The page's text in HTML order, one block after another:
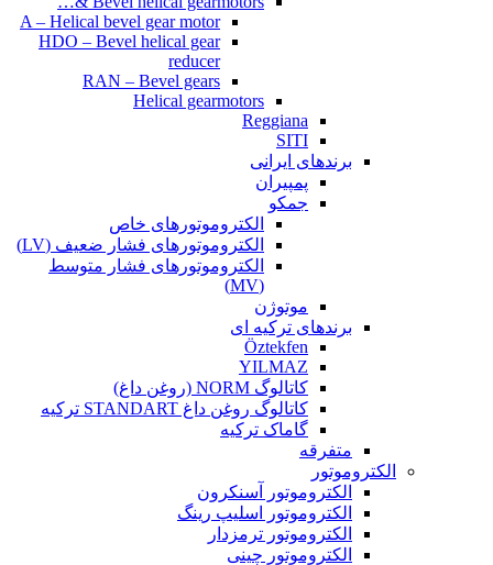
A – Helical bevel gear motor
HDO – Bevel helical gear
reducer
RAN – Bevel gears
Helical gearmotors
Reggiana
SITI
برندهای ایرانی
پمپیران
جمکو
الکتروموتورهای خاص
الکتروموتورهای فشار ضعیف (LV)
الکتروموتورهای فشار متوسط
(MV)
موتوژن
برندهای ترکیه ای
Öztekfen
YILMAZ
کاتالوگ NORM (روغن داغ)
کاتالوگ روغن داغ STANDART ترکیه
گاماک ترکیه
متفرقه
الکتروموتور
الکتروموتور آسنکرون
الکتروموتور اسلیپ رینگ
الکتروموتور ترمزدار
الکتروموتور چینی